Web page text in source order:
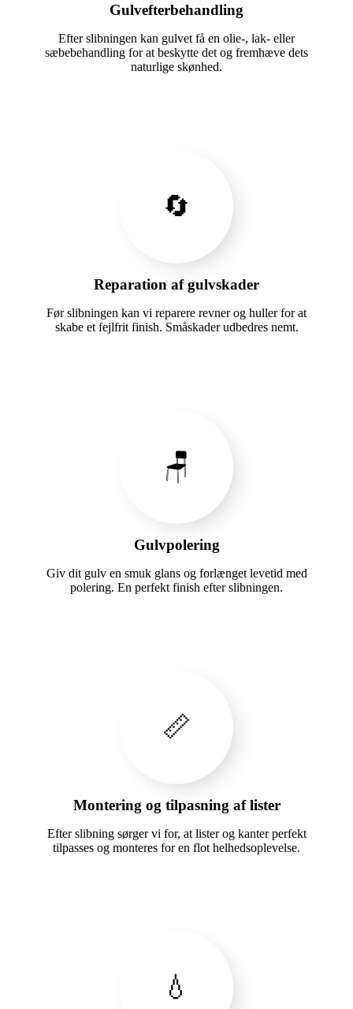
Gulvefterbehandling
Efter slibningen kan gulvet få en olie-, lak- eller
sæbebehandling for at beskytte det og fremhæve dets
naturlige skønhed.
🔄
Reparation af gulvskader
Før slibningen kan vi reparere revner og huller for at
skabe et fejlfrit finish. Småskader udbedres nemt.
🪑
Gulvpolering
Giv dit gulv en smuk glans og forlænget levetid med
polering. En perfekt finish efter slibningen.
📏
Montering og tilpasning af lister
Efter slibning sørger vi for, at lister og kanter perfekt
tilpasses og monteres for en flot helhedsoplevelse.
💧